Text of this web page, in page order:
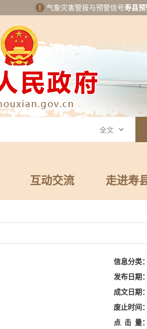
气象灾害警报与预警信号寿县预
互动交流 走进寿
信息分类：
发布日期：
成文日期：
废止时间：
点 击 量：